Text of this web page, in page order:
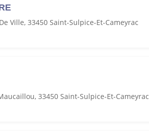
Ville, 33450 Saint-Sulpice-Et-Cameyrac
33450 Saint-Sulpice-Et-Cameyrac